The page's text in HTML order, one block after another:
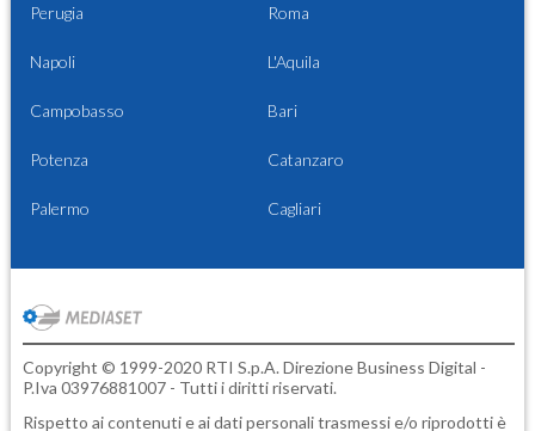
Perugia Roma
Napoli L'Aquila
Campobasso Bari
Potenza Catanzaro
Palermo Cagliari
Copyright © 1999-2020 RTI S.p.A. Direzione Business Digital -
P.Iva 03976881007 - Tutti i diritti riservati.
Rispetto ai contenuti e ai dati personali trasmessi e/o riprodotti è